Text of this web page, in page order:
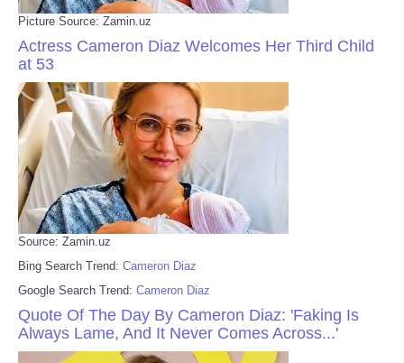
Picture Source: Zamin.uz
Actress Cameron Diaz Welcomes Her Third Child
at 53
Source: Zamin.uz
Bing Search Trend: Cameron Diaz
Google Search Trend: Cameron Diaz
Quote Of The Day By Cameron Diaz: 'Faking Is
Always Lame, And It Never Comes Across...'